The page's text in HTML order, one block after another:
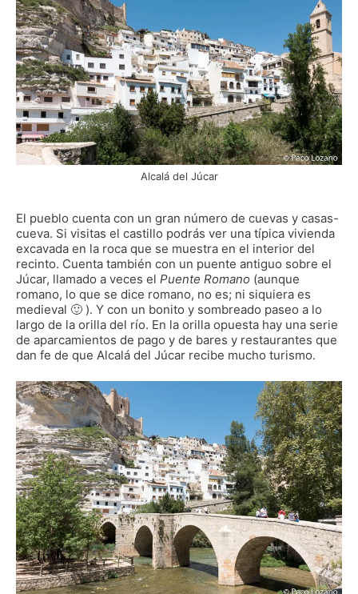
Alcalá del Júcar
El pueblo cuenta con un gran número de cuevas y casas-
cueva. Si visitas el castillo podrás ver una típica vivienda
excavada en la roca que se muestra en el interior del
recinto. Cuenta también con un puente antiguo sobre el
Júcar, llamado a veces el Puente Romano (aunque
romano, lo que se dice romano, no es; ni siquiera es
medieval 🙂 ). Y con un bonito y sombreado paseo a lo
largo de la orilla del río. En la orilla opuesta hay una serie
de aparcamientos de pago y de bares y restaurantes que
dan fe de que Alcalá del Júcar recibe mucho turismo.